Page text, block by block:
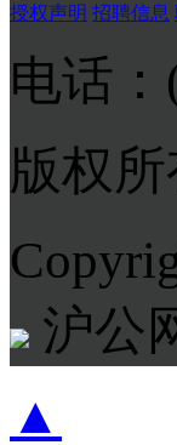
授权声明 招聘信息
电话：
版权
沪公
▲